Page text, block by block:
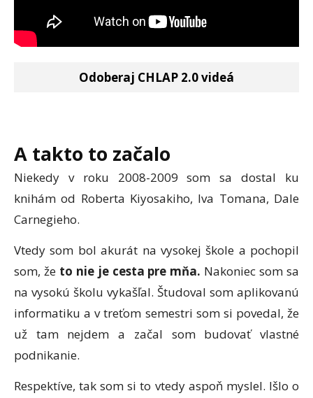
Odoberaj CHLAP 2.0 videá
A takto to začalo
Niekedy v roku 2008-2009 som sa dostal ku
knihám od Roberta Kiyosakiho, Iva Tomana, Dale
Carnegieho.
Vtedy som bol akurát na vysokej škole a pochopil
som, že to nie je cesta pre mňa. Nakoniec som sa
na vysokú školu vykašľal. Študoval som aplikovanú
informatiku a v treťom semestri som si povedal, že
už tam nejdem a začal som budovať vlastné
podnikanie.
Respektíve, tak som si to vtedy aspoň myslel. Išlo o